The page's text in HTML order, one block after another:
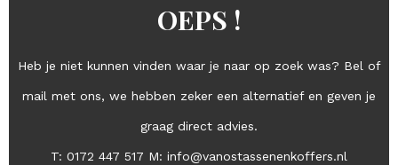
OEPS !
Heb je niet kunnen vinden waar je naar op zoek was? Bel of
mail met ons, we hebben zeker een alternatief en geven je
graag direct advies.
T: 0172 447 517 M: info@vanostassenenkoffers.nl